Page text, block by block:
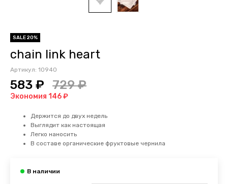
SALE 20%
chain link heart
Артикул: 10940
583 ₽ 729 ₽
Экономия 146 ₽
Держится до двух недель
Выглядит как настоящая
Легко наносить
В составе органические фруктовые чернила